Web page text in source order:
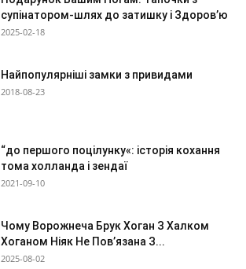
супінатором-шлях до затишку і Здоров’ю
2025-02-18
Найпопулярніші замки з привидами
2018-08-23
“до першого поцілунку«: історія кохання
тома холланда і зендаї
2021-09-10
Чому Ворожнеча Брук Хоган З Халком
Хоганом Ніяк Не Пов’язана З...
2025-08-02